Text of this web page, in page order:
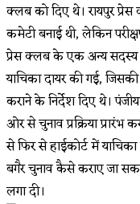
क्लब को दिए थे। रायपुर
कमेटी बनाई थी, लेकिन
प्रेस क्लब के एक अन्य सदस्य
याचिका दायर की गई,
कराने के निर्देश दिए थे।
ओर से चुनाव प्रक्रिया
से फिर से हाईकोर्ट में
बगैर चुनाव कैसे कराए जा
लगा दी।